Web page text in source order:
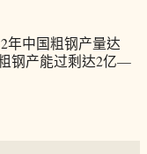
年中国粗钢产量达
钢产能过剩达2亿—